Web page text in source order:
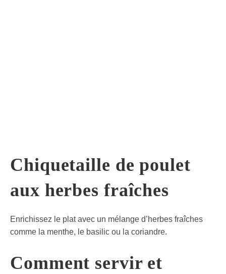
Chiquetaille de poulet
aux herbes fraîches
Enrichissez le plat avec un mélange d’herbes fraîches
comme la menthe, le basilic ou la coriandre.
Comment servir et